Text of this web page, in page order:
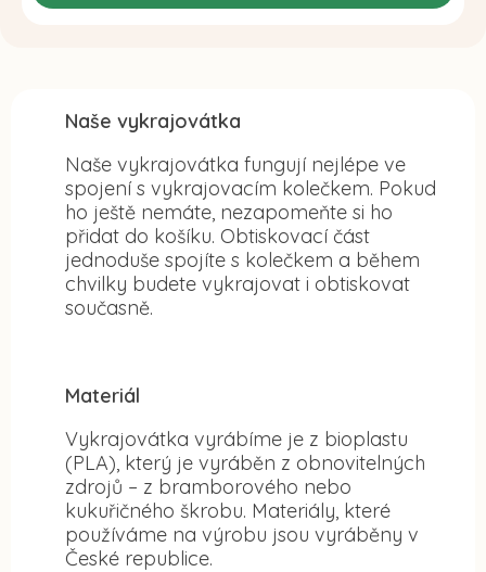
Naše vykrajovátka
Naše vykrajovátka fungují nejlépe ve
spojení s vykrajovacím kolečkem. Pokud
ho ještě nemáte, nezapomeňte si ho
přidat do košíku. Obtiskovací část
jednoduše spojíte s kolečkem a během
chvilky budete vykrajovat i obtiskovat
současně.
Materiál
Vykrajovátka vyrábíme je z bioplastu
(PLA), který je vyráběn z obnovitelných
zdrojů – z bramborového nebo
kukuřičného škrobu. Materiály, které
používáme na výrobu jsou vyráběny v
České republice.